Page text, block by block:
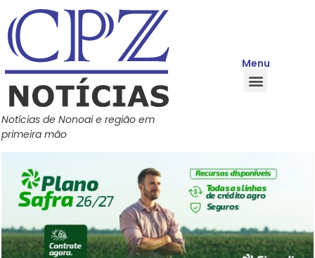
Notícias de Nonoai e região em
primeira mão
Menu